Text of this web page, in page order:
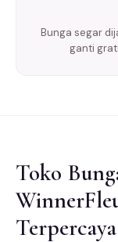
Bunga segar
ganti
Toko
Terpercaya